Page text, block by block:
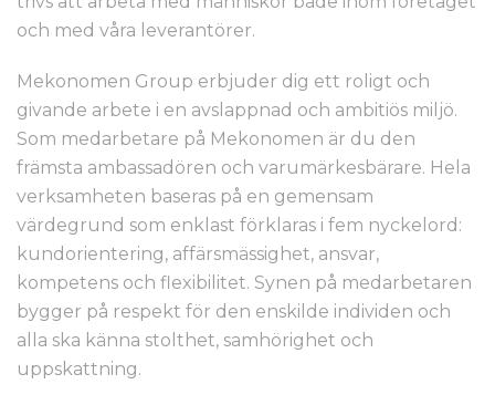
och med våra leverantörer.
Mekonomen Group erbjuder dig ett roligt och
givande arbete i en avslappnad och ambitiös miljö.
Som medarbetare på Mekonomen är du den
främsta ambassadören och varumärkesbärare. Hela
verksamheten baseras på en gemensam
värdegrund som enklast förklaras i fem nyckelord:
kundorientering, affärsmässighet, ansvar,
kompetens och flexibilitet. Synen på medarbetaren
bygger på respekt för den enskilde individen och
alla ska känna stolthet, samhörighet och
uppskattning.